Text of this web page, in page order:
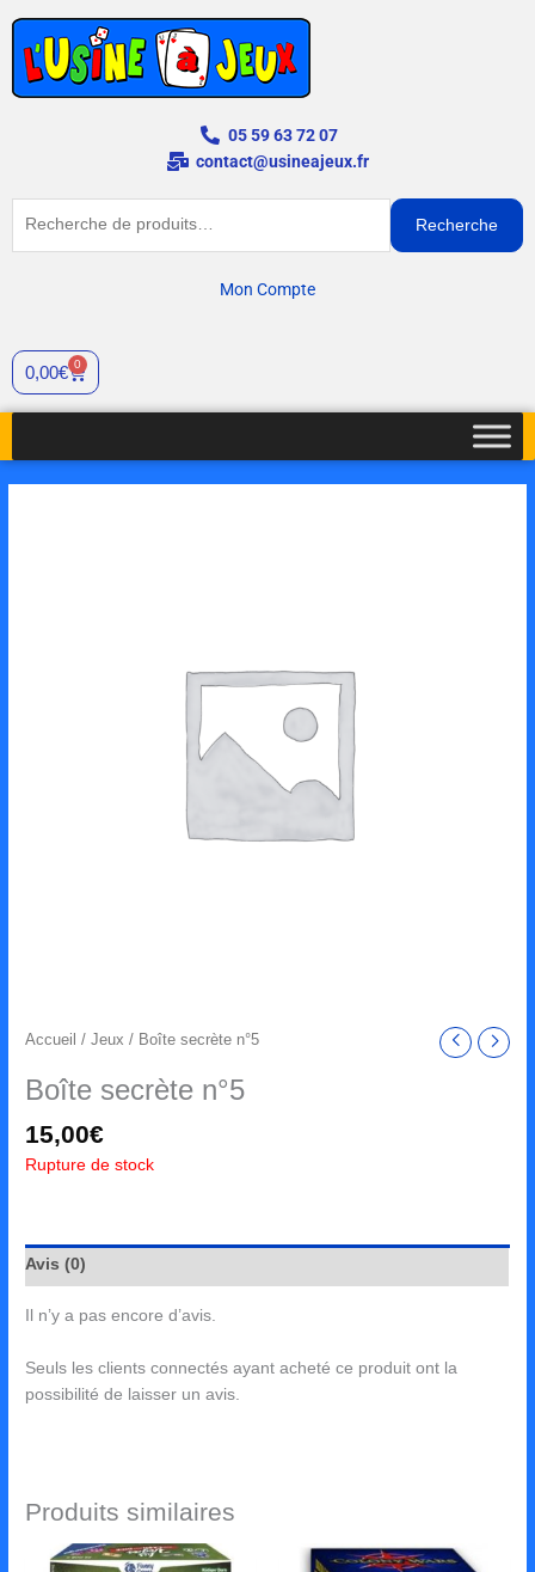
contenu
05 59 63 72 07
contact@usineajeux.fr
Recherche
Mon Compte
0,00€ 0
Panier
Accueil /Jeux / Boîte secrète n°5
Boîte secrète n°5
15,00€
Rupture de stock
Avis (0)
Il n’y a pas encore d’avis.
Seuls les clients connectés ayant acheté ce produit ont la
possibilité de laisser un avis.
Produits similaires